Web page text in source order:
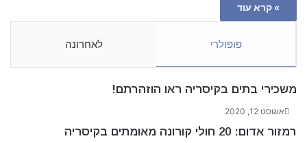
» קרא עוד
פופולרי לאחרונה
משכירי בתים בקיסריה ראו הוזהרתם!
אוגוסט 12, 2020
רמזור אדום: 20 חולי קורונה מאומתים בקיסריה